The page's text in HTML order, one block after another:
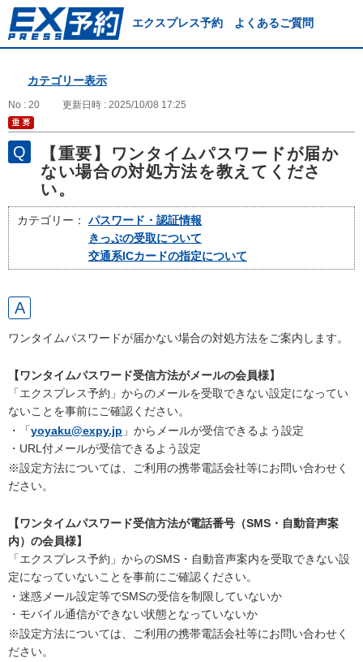
エクスプレス予約 よくあるご質問
カテゴリー表示
No : 20 更新日時 : 2025/10/08 17:25
【重要】ワンタイムパスワードが届か
ない場合の対処方法を教えてくださ
い。
カテゴリー：
パスワード・認証情報
きっぷの受取について
交通系ICカードの指定について
ワンタイムパスワードが届かない場合の対処方法をご案内します。
【ワンタイムパスワード受信方法がメールの会員様】
「エクスプレス予約」からのメールを受取できない設定になってい
ないことを事前にご確認ください。
・「yoyaku@expy.jp 」からメールが受信できるよう設定
・URL付メールが受信できるよう設定
※設定方法については、ご利用の携帯電話会社等にお問い合わせく
ださい。
【ワンタイムパスワード受信方法が電話番号（SMS・自動音声案
内）の会員様】
「エクスプレス予約」からのSMS・自動音声案内を受取できない設
定になっていないことを事前にご確認ください。
・迷惑メール設定等でSMSの受信を制限していないか
・モバイル通信ができない状態となっていないか
※設定方法については、ご利用の携帯電話会社等にお問い合わせく
ださい。